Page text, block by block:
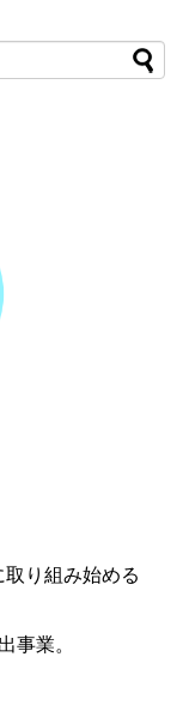
り組み始める
事業。